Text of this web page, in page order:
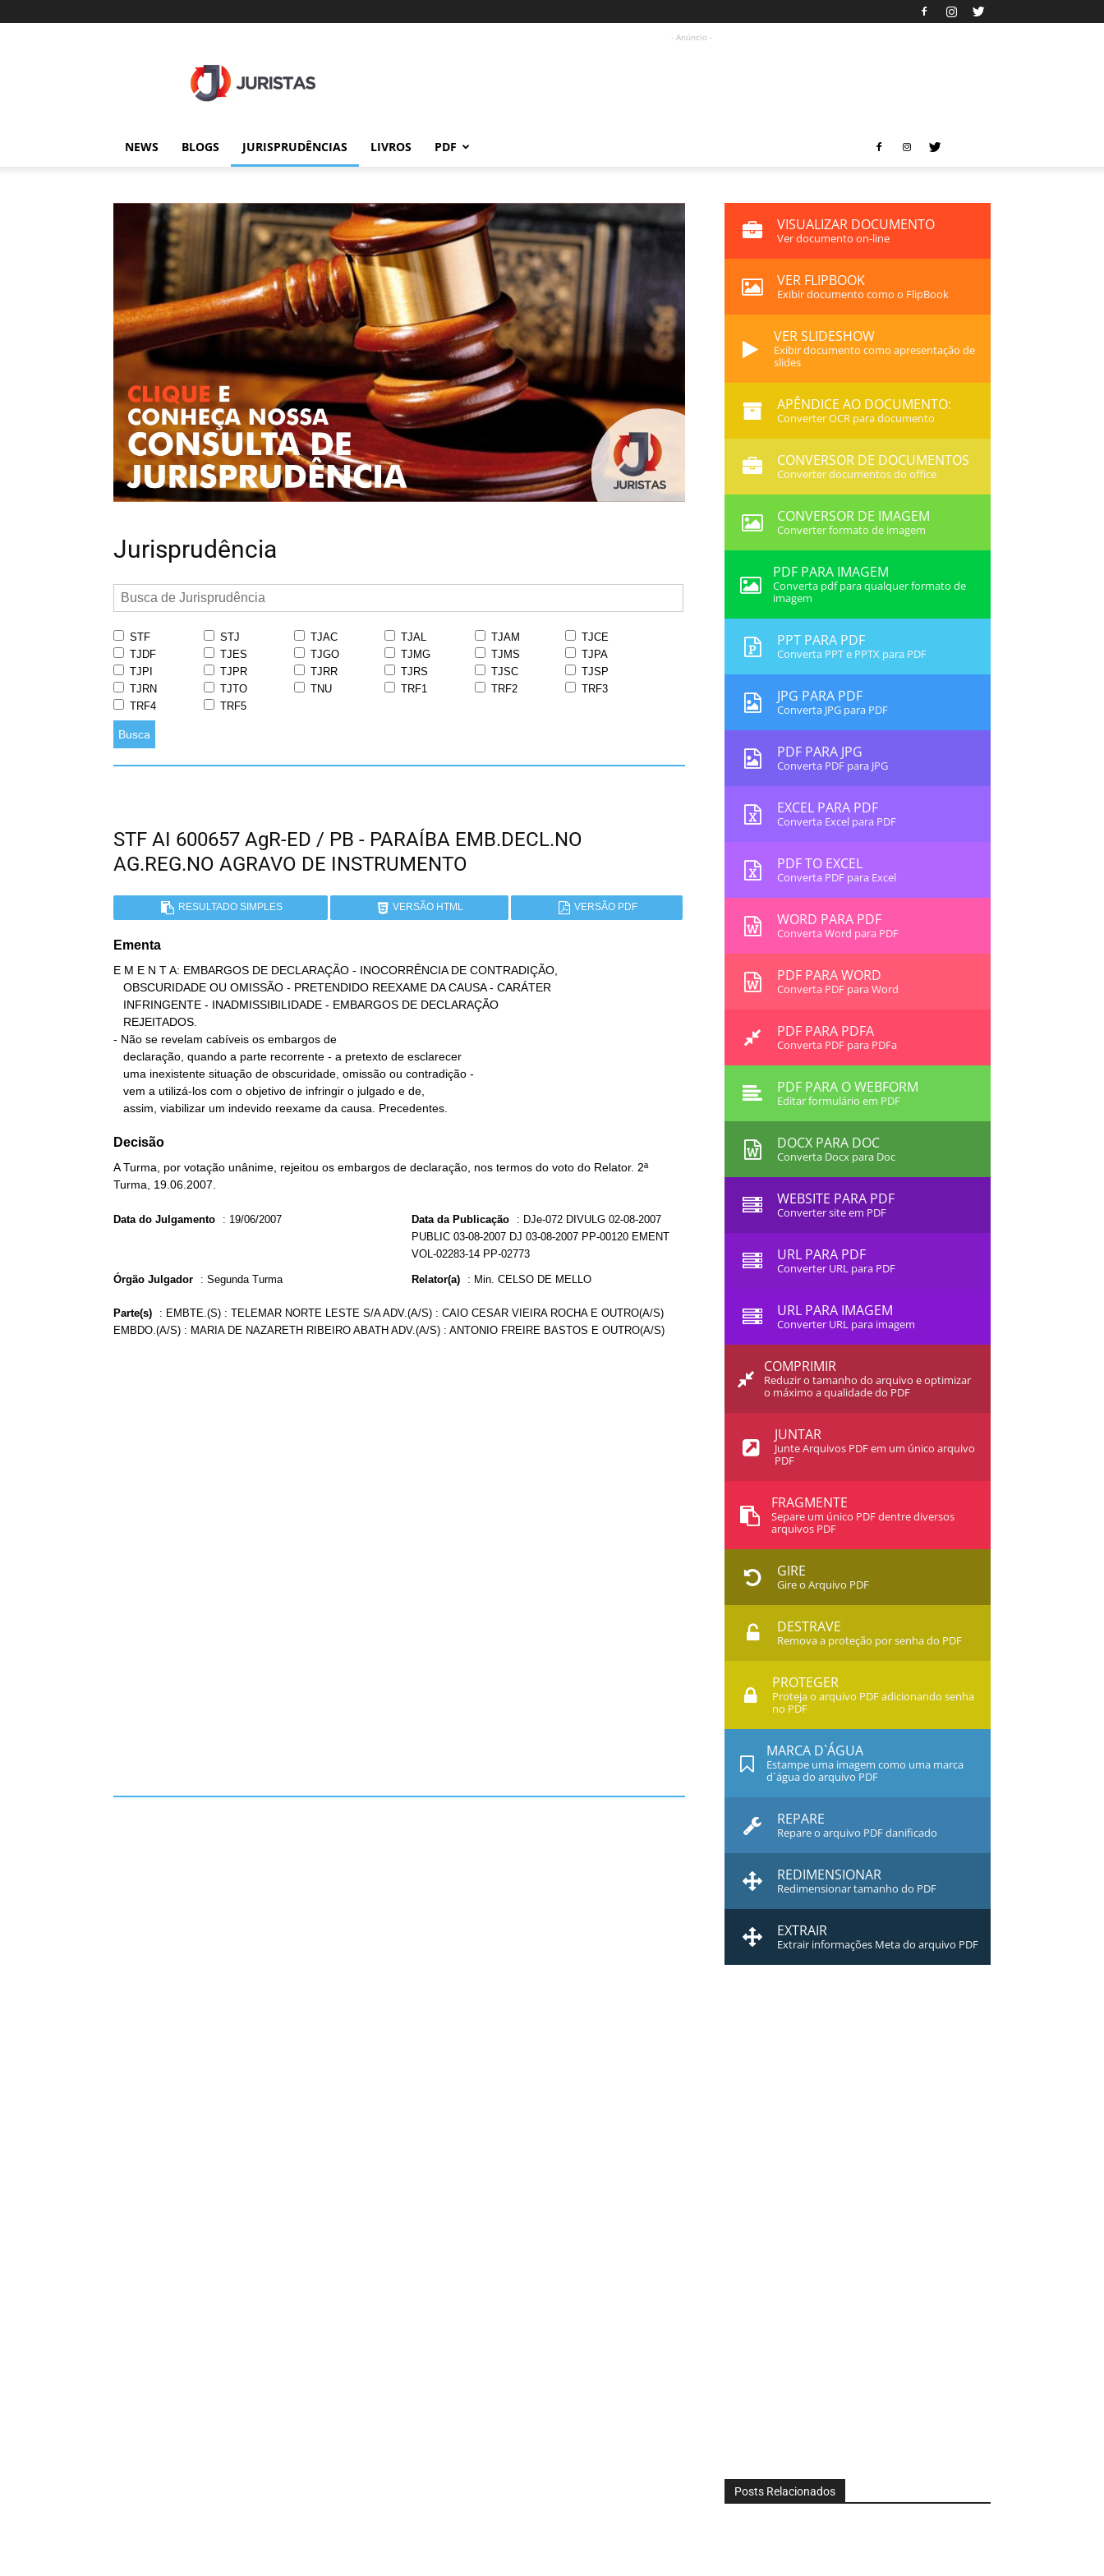
- Anúncio -
NEWS BLOGS JURISPRUDÊNCIAS LIVROS PDF
Jurisprudência
STF STJ TJAC TJAL TJAM
TJCE
TJDF
TJES TJGO TJMG TJMS
TJPA
TJPI
TJPR TJRR TJRS TJSC
TJSP
TJRN
TJTO TNU TRF1 TRF2
TRF3
TRF4
TRF5
Busca
STF AI 600657 AgR-ED / PB - PARAÍBA EMB.DECL.NO
AG.REG.NO AGRAVO DE INSTRUMENTO
RESULTADO SIMPLES VERSÃO HTML VERSÃO PDF
Ementa
E M E N T A: EMBARGOS DE DECLARAÇÃO - INOCORRÊNCIA DE CONTRADIÇÃO,
- Não se revelam cabíveis os embargos de
   assim, viabilizar um indevido reexame da causa. Precedentes.
Decisão
A Turma, por votação unânime, rejeitou os embargos de declaração, nos termos do voto do Relator. 2ª
Turma, 19.06.2007.
Data do Julgamento : 19/06/2007 Data da Publicação : DJe-072 DIVULG 02-08-2007
PUBLIC 03-08-2007 DJ 03-08-2007 PP-00120 EMENT
VOL-02283-14 PP-02773
Órgão Julgador : Segunda Turma Relator(a) : Min. CELSO DE MELLO
Parte(s) : EMBTE.(S) : TELEMAR NORTE LESTE S/A ADV.(A/S) : CAIO CESAR VIEIRA ROCHA E OUTRO(A/S)
EMBDO.(A/S) : MARIA DE NAZARETH RIBEIRO ABATH ADV.(A/S) : ANTONIO FREIRE BASTOS E OUTRO(A/S)
VISUALIZAR DOCUMENTO
Ver documento on-line
VER FLIPBOOK
Exibir documento como o FlipBook
VER SLIDESHOW
Exibir documento como apresentação de
slides
APÊNDICE AO DOCUMENTO:
Converter OCR para documento
CONVERSOR DE DOCUMENTOS
Converter documentos do office
CONVERSOR DE IMAGEM
Converter formato de imagem
PDF PARA IMAGEM
Converta pdf para qualquer formato de
imagem
PPT PARA PDF
Converta PPT e PPTX para PDF
JPG PARA PDF
Converta JPG para PDF
PDF PARA JPG
Converta PDF para JPG
EXCEL PARA PDF
Converta Excel para PDF
PDF TO EXCEL
Converta PDF para Excel
WORD PARA PDF
Converta Word para PDF
PDF PARA WORD
Converta PDF para Word
PDF PARA PDFA
Converta PDF para PDFa
PDF PARA O WEBFORM
Editar formulário em PDF
DOCX PARA DOC
Converta Docx para Doc
WEBSITE PARA PDF
Converter site em PDF
URL PARA PDF
Converter URL para PDF
URL PARA IMAGEM
Converter URL para imagem
COMPRIMIR
Reduzir o tamanho do arquivo e optimizar
o máximo a qualidade do PDF
JUNTAR
Junte Arquivos PDF em um único arquivo
PDF
FRAGMENTE
Separe um único PDF dentre diversos
arquivos PDF
GIRE
Gire o Arquivo PDF
DESTRAVE
Remova a proteção por senha do PDF
PROTEGER
Proteja o arquivo PDF adicionando senha
no PDF
MARCA D`ÁGUA
Estampe uma imagem como uma marca
d`água do arquivo PDF
REPARE
Repare o arquivo PDF danificado
REDIMENSIONAR
Redimensionar tamanho do PDF
EXTRAIR
Extrair informações Meta do arquivo PDF
Posts Relacionados